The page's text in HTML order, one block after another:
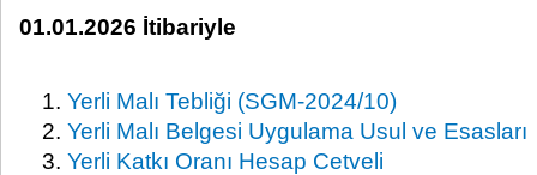
01.01.2026 İtibariyle
Yerli Malı Tebliği (SGM-2024/10)
Yerli Malı Belgesi Uygulama Usul ve Esasları
Yerli Katkı Oranı Hesap Cetveli